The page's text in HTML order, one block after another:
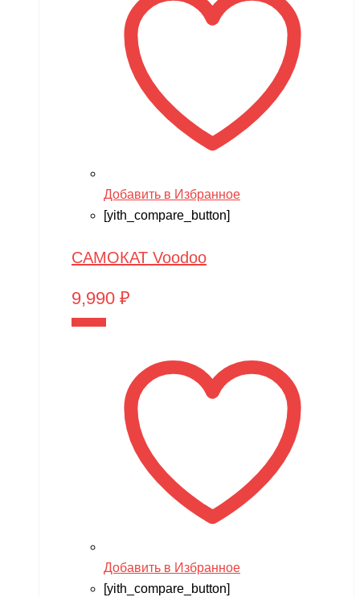
Добавить в Избранное
[yith_compare_button]
САМОКАТ Voodoo
9,990 ₽
Добавить в Избранное
[yith_compare_button]